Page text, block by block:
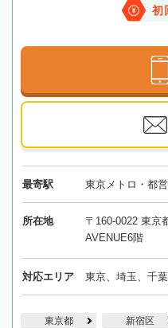
初
最寄駅 東京メトロ・都
所在地
〒160-0022 東京
AVENUE6階
対応エリア 東京、埼玉、千
東京都 新宿区